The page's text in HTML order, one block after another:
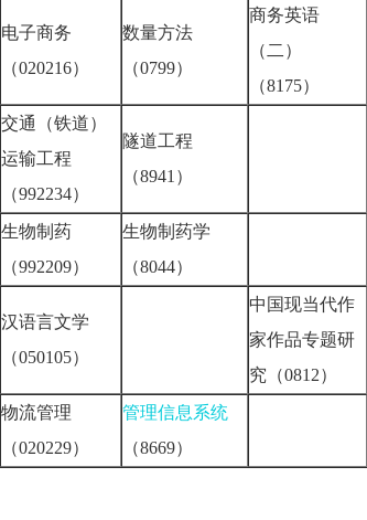
电子商务
（020216）
数量方法
（0799）
商务英语
（二）
（8175）
交通（铁道）
运输工程
（992234）
隧道工程
（8941）
生物制药
（992209）
生物制药学
（8044）
汉语言文学
（050105）
中国现当代作
家作品专题研
究（0812）
物流管理
（020229）
管理信息系统
（8669）